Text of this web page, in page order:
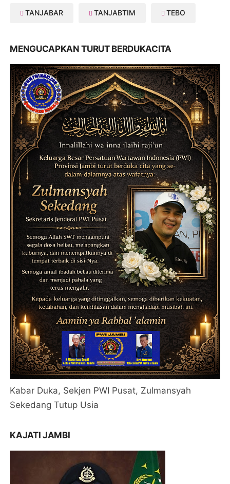
TANJABAR TANJABTIM TEBO
MENGUCAPKAN TURUT BERDUKACITA
Kabar Duka, Sekjen PWI Pusat, Zulmansyah
Sekedang Tutup Usia
KAJATI JAMBI